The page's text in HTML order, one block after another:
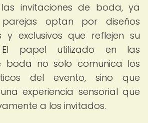
invitaciones de boda, ya
optan por diseños
y exclusivos que reflejen su
El papel utilizado en las
boda no solo comunica los
del evento, sino que
experiencia sensorial que
a los invitados.